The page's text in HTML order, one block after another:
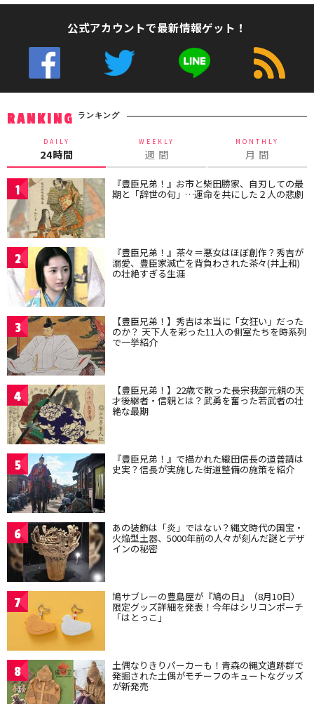
公式アカウントで最新情報ゲット！
RANKING ランキング
DAILY
24時間
WEEKLY
週 間
MONTHLY
月 間
1 『豊臣兄弟！』お市と柴田勝家、自刃しての最
期と「辞世の句」…運命を共にした２人の悲劇
2 『豊臣兄弟！』茶々＝悪女はほぼ創作？秀吉が
溺愛、豊臣家滅亡を背負わされた茶々(井上和)
の壮絶すぎる生涯
3 【豊臣兄弟！】秀吉は本当に「女狂い」だった
のか？ 天下人を彩った11人の側室たちを時系列
で一挙紹介
4 【豊臣兄弟！】22歳で散った長宗我部元親の天
才後継者・信親とは？武勇を奮った若武者の壮
絶な最期
5 『豊臣兄弟！』で描かれた織田信長の道普請は
史実？信長が実施した街道整備の施策を紹介
6 あの装飾は「炎」ではない？縄文時代の国宝・
火焔型土器、5000年前の人々が刻んだ謎とデザ
インの秘密
7 鳩サブレーの豊島屋が『鳩の日』（8月10日）
限定グッズ詳細を発表！今年はシリコンポーチ
「はとっこ」
8 土偶なりきりパーカーも！青森の縄文遺跡群で
発掘された土偶がモチーフのキュートなグッズ
が新発売